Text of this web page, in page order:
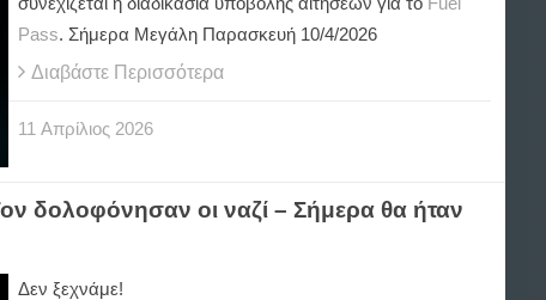
συνεχίζεται η διαδικασία υποβολής αιτήσεων για το Fuel
Pass. Σήμερα Μεγάλη Παρασκευή 10/4/2026
Διαβάστε Περισσότερα
11 Απρίλιος 2026
δολοφόνησαν οι ναζί – Σήμερα θα ήταν
Δεν ξεχνάμε!